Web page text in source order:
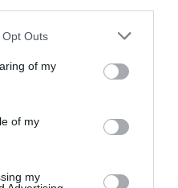
uses one or more Google
behaviour. You may click to
and its third-party tags to
purposes in below Google
Outs
of my
of my
my